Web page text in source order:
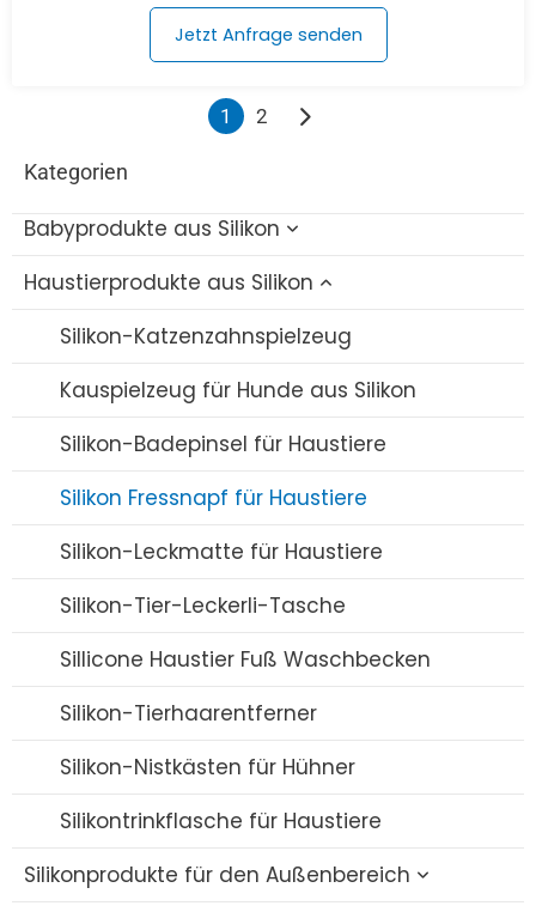
Kategorien
Babyprodukte aus Silikon
Baby-Badespielzeug aus Silikon
Silikon-Flaschenbürste
Silikon-Futternapf / Löffel-Set
Silikon-Lätzchen
Baby-Beißring aus Silikon
Schnuller aus Silikon
Strohhalmbecher aus Silikon
Strohhalme aus Silikon
Silikon-Milchpumpe
Silikon Schnullerhalter Etui
Haustierprodukte aus Silikon
Silikon-Katzenzahnspielzeug
Kauspielzeug für Hunde aus Silikon
Silikon-Badepinsel für Haustiere
Silikon Fressnapf für Haustiere
Silikon-Leckmatte für Haustiere
Silikon-Tier-Leckerli-Tasche
Sillicone Haustier Fuß Waschbecken
Silikon-Tierhaarentferner
Silikon-Nistkästen für Hühner
Silikontrinkflasche für Haustiere
Silikonprodukte für den Außenbereich
Jetzt Anfrage senden
1 2